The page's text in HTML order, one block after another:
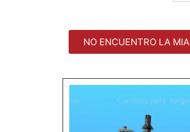
NO ENCUENTRO LA MIA